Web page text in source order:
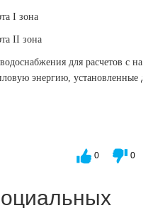
I зона
II зона
для расчетов с
энергию, установленные
0 0